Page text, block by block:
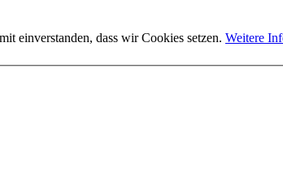
einverstanden, dass wir Cookies setzen. Weitere